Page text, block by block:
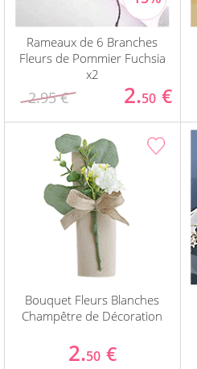
Rameaux de 6 Branches
Fleurs de Pommier Fuchsia
x2
2.95 € 2.50 €
Bouquet Fleurs Blanches
Champêtre de Décoration
2.50 €